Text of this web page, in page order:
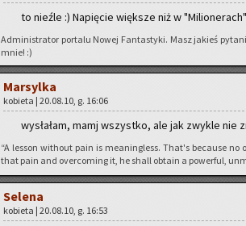
to nie­źle :) Na­pię­cie więk­sze niż w "Mi­lio­ne­rach"
Ad­mi­ni­stra­tor por­ta­lu Nowej Fan­ta­sty­ki. Masz ja­kieś
mnie! :)
Mar­syl­ka
ko­bie­ta | 20.08.10, g. 16:06
wy­sła­łam, mamj wszyst­ko, ale jak zwy­kle nie
“A les­son wi­tho­ut pain is me­anin­gless. That's be­cau­se
that pain and over­co­ming it, he shall ob­ta­in a po­wer­ful,
Se­le­na
ko­bie­ta | 20.08.10, g. 16:53